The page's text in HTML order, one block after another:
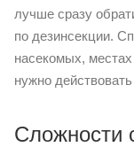
лучше сразу
по дезинсекции.
насекомых,
нужно
Сложности